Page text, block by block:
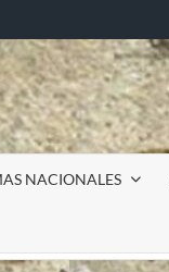
NACIONALES